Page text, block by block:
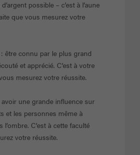
possible – c’est à l’aune
que vous mesurez votre
être connu par le plus grand
et apprécié. C’est à votre
mesurez votre réussite.
une grande influence sur
et les personnes même à
C’est à cette faculté
votre réussite.